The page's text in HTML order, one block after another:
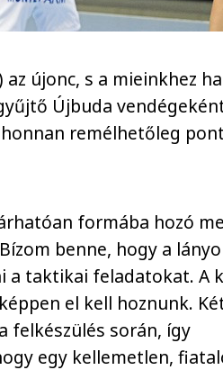
az újonc, s a mieinkhez
Újbuda
remélhetőleg
formába hozó
benne, hogy a
a taktikai feladatokat. A
el kell hoznunk.
felkészülés során, így
egy kellemetlen,